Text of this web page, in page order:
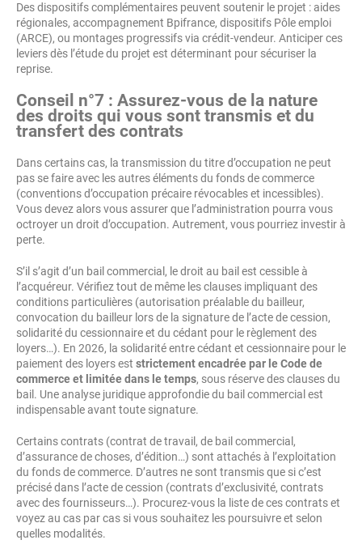
Des dispositifs complémentaires peuvent soutenir le projet : aides
régionales, accompagnement Bpifrance, dispositifs Pôle emploi
(ARCE), ou montages progressifs via crédit-vendeur. Anticiper ces
leviers dès l’étude du projet est déterminant pour sécuriser la
reprise.
Conseil n°7 : Assurez-vous de la nature
des droits qui vous sont transmis et du
transfert des contrats
Dans certains cas, la transmission du titre d’occupation ne peut
pas se faire avec les autres éléments du fonds de commerce
(conventions d’occupation précaire révocables et incessibles).
Vous devez alors vous assurer que l’administration pourra vous
octroyer un droit d’occupation. Autrement, vous pourriez investir à
perte.
S’il s’agit d’un bail commercial, le droit au bail est cessible à
l’acquéreur. Vérifiez tout de même les clauses impliquant des
conditions particulières (autorisation préalable du bailleur,
convocation du bailleur lors de la signature de l’acte de cession,
solidarité du cessionnaire et du cédant pour le règlement des
loyers…). En 2026, la solidarité entre cédant et cessionnaire pour le
paiement des loyers est strictement encadrée par le Code de
commerce et limitée dans le temps, sous réserve des clauses du
bail. Une analyse juridique approfondie du bail commercial est
indispensable avant toute signature.
Certains contrats (contrat de travail, de bail commercial,
d’assurance de choses, d’édition…) sont attachés à l’exploitation
du fonds de commerce. D’autres ne sont transmis que si c’est
précisé dans l’acte de cession (contrats d’exclusivité, contrats
avec des fournisseurs…). Procurez-vous la liste de ces contrats et
voyez au cas par cas si vous souhaitez les poursuivre et selon
quelles modalités.